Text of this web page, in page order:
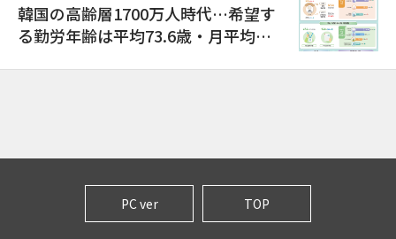
韓国の高齢層1700万人時代…希望す
る勤労年齢は平均73.6歳・月平均賃
PC ver TOP